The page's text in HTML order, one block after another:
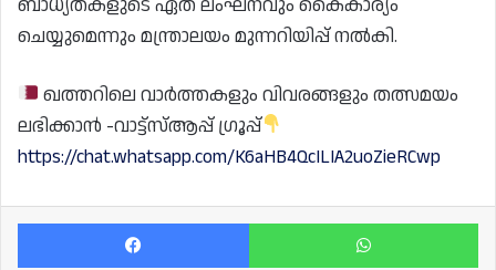
ചെയ്യുമെന്നും മന്ത്രാലയം മുന്നറിയിപ്പ് നൽകി.
ഖത്തറിലെ വാർത്തകളും വിവരങ്ങളും തത്സമയം
ലഭിക്കാൻ -വാട്ട്സ്ആപ്പ് ഗ്രൂപ്പ്
https://chat.whatsapp.com/K6aHB4QcILIA2uoZieRCwp
Facebook